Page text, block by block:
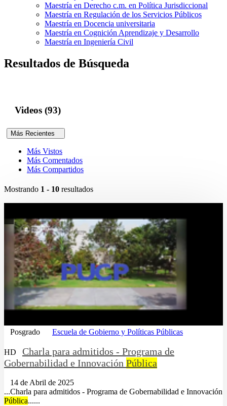
Maestría en Derecho c.m. en Política Jurisdiccional
Maestría en Regulación de los Servicios Públicos
Maestría en Docencia universitaria
Maestría en Cognición Aprendizaje y Desarrollo
Maestría en Ingeniería Civil
Resultados de Búsqueda
Videos (93)
Más Recientes
Más Vistos
Más Comentados
Más Compartidos
Mostrando 1 - 10 resultados
Posgrado Escuela de Gobierno y Políticas Públicas
HD
Charla para admitidos - Programa de
Gobernabilidad e Innovación Pública
14 de Abril de 2025
...Charla para admitidos - Programa de Gobernabilidad e Innovación
Pública......